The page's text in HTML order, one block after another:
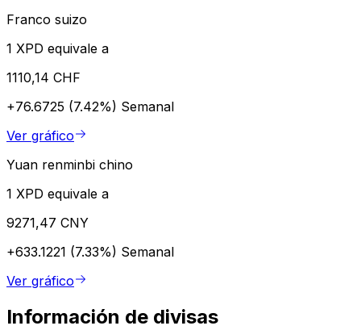
Franco suizo
1 XPD equivale a
1110,14 CHF
+76.6725 (7.42%) Semanal
Ver gráfico
Yuan renminbi chino
1 XPD equivale a
9271,47 CNY
+633.1221 (7.33%) Semanal
Ver gráfico
Información de divisas